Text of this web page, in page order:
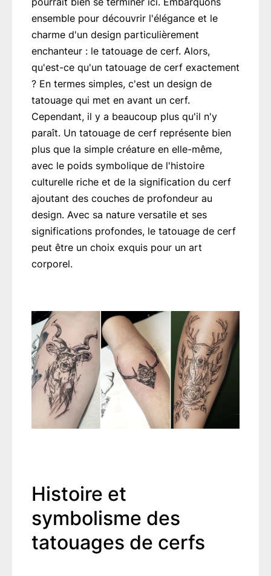
ensemble pour découvrir l'élégance et le
charme d'un design particulièrement
enchanteur : le tatouage de cerf. Alors,
qu'est-ce qu'un tatouage de cerf exactement
? En termes simples, c'est un design de
tatouage qui met en avant un cerf.
Cependant, il y a beaucoup plus qu'il n'y
paraît. Un tatouage de cerf représente bien
plus que la simple créature en elle-même,
avec le poids symbolique de l'histoire
culturelle riche et de la signification du cerf
ajoutant des couches de profondeur au
design. Avec sa nature versatile et ses
significations profondes, le tatouage de cerf
peut être un choix exquis pour un art
corporel.
Histoire et
symbolisme des
tatouages de cerfs